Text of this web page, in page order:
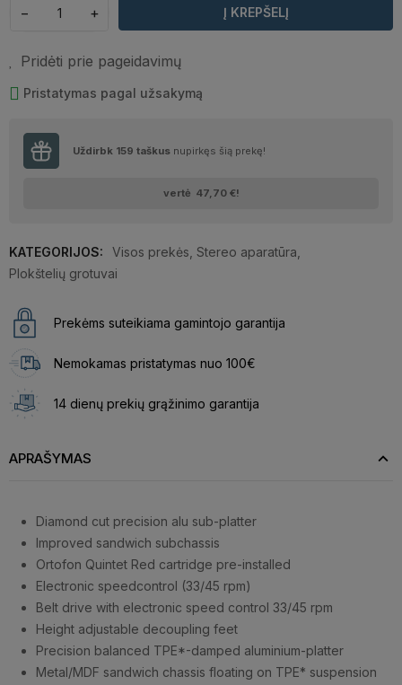
− + Į KREPŠELĮ
Pridėti prie pageidavimų
Pristatymas pagal užsakymą
Uždirbk 159 taškus nupirkęs šią prekę!
vertė 47,70 €!
KATEGORIJOS: Visos prekės Stereo aparatūra
Plokštelių grotuvai
Prekėms suteikiama gamintojo garantija
Nemokamas pristatymas nuo 100€
14 dienų prekių grąžinimo garantija
APRAŠYMAS
Diamond cut precision alu sub-platter
Improved sandwich subchassis
Ortofon Quintet Red cartridge pre-installed
Electronic speedcontrol (33/45 rpm)
Belt drive with electronic speed control 33/45 rpm
Height adjustable decoupling feet
Precision balanced TPE*-damped aluminium-platter
Metal/MDF sandwich chassis floating on TPE* suspension